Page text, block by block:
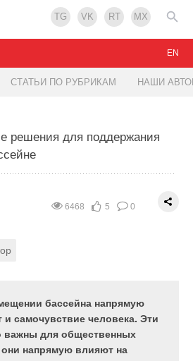
TG VK RT MX
СТАТЬИ ПО РУБРИКАМ НАШИ
EN
решения для поддержания
6468 5 0
бассейна напрямую
самочувствие человека. Эти
важны для общественных
они напрямую влияют на
3884 2 0
являются заметным
Между тем, современное
управления позволяют
экостандартов и
строительных норм,
ужесточает требования к
вновь возводимых зданий,
системам, и
минимизацию